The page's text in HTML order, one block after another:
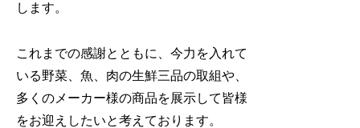
します。
これまでの感謝とともに、今力を入れて
いる野菜、魚、肉の生鮮三品の取組や、
多くのメーカー様の商品を展示して皆様
をお迎えしたいと考えております。